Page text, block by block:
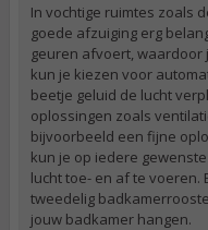
In vochtige ruimtes zoals
goede afzuiging erg
geuren afvoert,
kun je kiezen voor
beetje geluid de lucht
oplossingen zoals
bijvoorbeeld een fijne
kun je op iedere
lucht toe- en af te voeren.
tweedelig
jouw badkamer hangen.